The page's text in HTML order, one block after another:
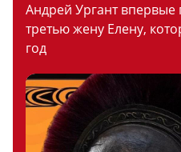
Андрей Ургант впервые
третью жену Елену,
год